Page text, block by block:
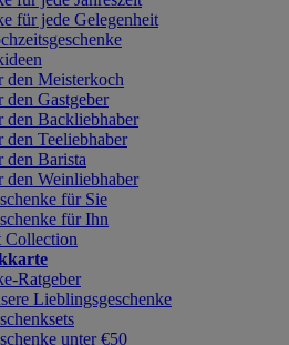
für jede Gelegenheit
den Meisterkoch
den Gastgeber
den Backliebhaber
den Teeliebhaber
den Barista
den Weinliebhaber
für Sie
für Ihn
Collection
Ratgeber
Lieblingsgeschenke
unter €50